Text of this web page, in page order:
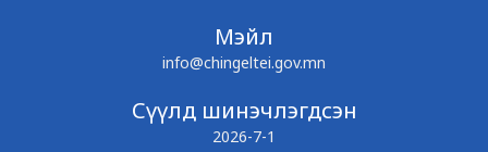
Мэйл
info@chingeltei.gov.mn
Сүүлд шинэчлэгдсэн
2026-7-1